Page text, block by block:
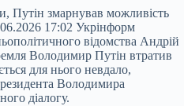
Путін змарнував можливість
17:02 Укрінформ
відомства Андрій
Володимир Путін втратив
для нього невдало,
Володимира
діалогу.